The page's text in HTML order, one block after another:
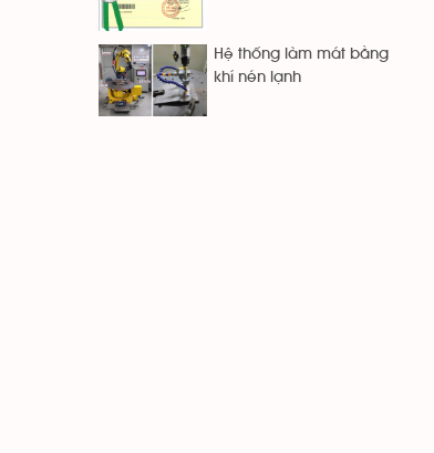
Hệ thống làm mát bằng
khí nén lạnh